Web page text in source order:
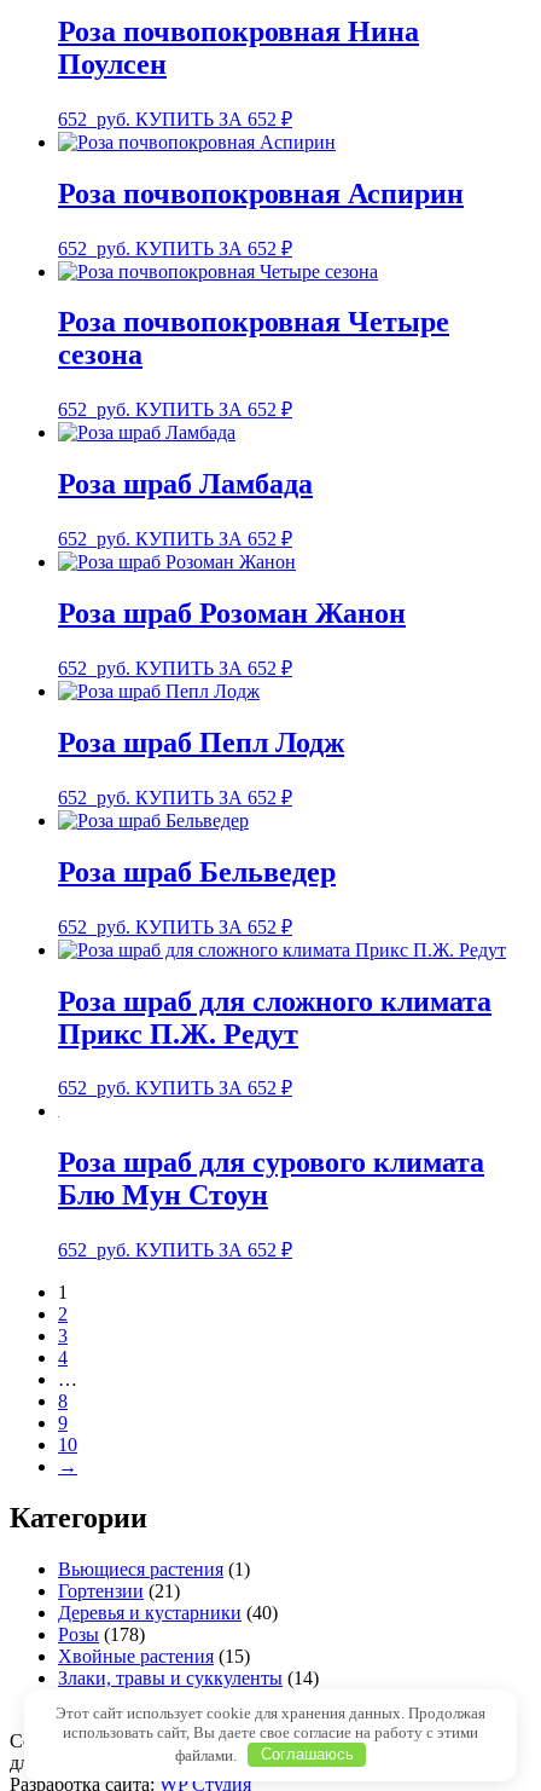
Роза почвопокровная Нина
Поулсен
652 руб. КУПИТЬ ЗА 652 ₽
Роза почвопокровная Аспирин
652 руб. КУПИТЬ ЗА 652 ₽
Роза почвопокровная Четыре
сезона
652 руб. КУПИТЬ ЗА 652 ₽
Роза шраб Ламбада
652 руб. КУПИТЬ ЗА 652 ₽
Роза шраб Розоман Жанон
652 руб. КУПИТЬ ЗА 652 ₽
Роза шраб Пепл Лодж
652 руб. КУПИТЬ ЗА 652 ₽
Роза шраб Бельведер
652 руб. КУПИТЬ ЗА 652 ₽
Роза шраб для сложного климата
Прикс П.Ж. Редут
652 руб. КУПИТЬ ЗА 652 ₽
Роза шраб для сурового климата
Блю Мун Стоун
652 руб. КУПИТЬ ЗА 652 ₽
1
2
3
4
…
8
9
10
→
Категории
Вьющиеся растения (1)
Гортензии (21)
Деревья и кустарники (40)
Розы (178)
Хвойные растения (15)
Злаки, травы и суккуленты (14)
Copyright © 1999 - 2025 Семена-почтой от 1 рубля. Магазин
для садоводов и огородников.
Разработка сайта: WP Студия
Этот сайт использует cookie для хранения данных. Продолжая
использовать сайт, Вы даете свое согласие на работу с этими
файлами.
Соглашаюсь